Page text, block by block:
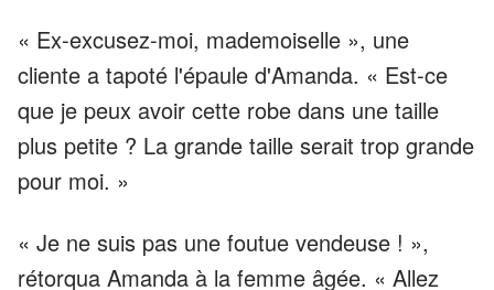
« Ex-excusez-moi, mademoiselle », une
cliente a tapoté l'épaule d'Amanda. « Est-ce
que je peux avoir cette robe dans une taille
plus petite ? La grande taille serait trop grande
pour moi. »
« Je ne suis pas une foutue vendeuse ! »,
rétorqua Amanda à la femme âgée. « Allez